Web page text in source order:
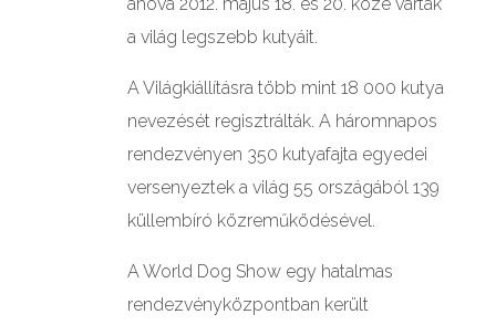
a világ legszebb kutyáit.
A Világkiállításra több mint 18 000 kutya
nevezését regisztrálták. A háromnapos
rendezvényen 350 kutyafajta egyedei
versenyeztek a világ 55 országából 139
küllembíró közreműködésével.
A World Dog Show egy hatalmas
rendezvényközpontban került